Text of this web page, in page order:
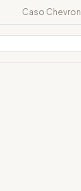
Caso Chevron